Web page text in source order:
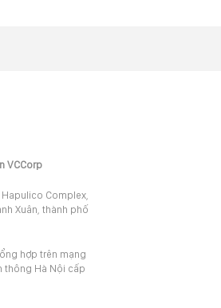
VCCorp
Hapulico Complex,
Xuân, thành phố
hợp trên mạng
thông Hà Nội cấp